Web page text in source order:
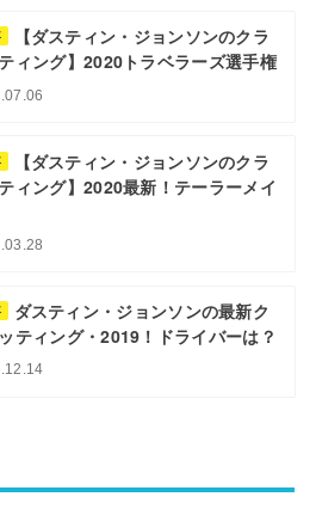
【ダスティン・ジョンソンのクラ
ィング】2020トラベラーズ選手権
【ダスティン・ジョンソンのクラ
ィング】2020最新！テーラーメイ
ダスティン・ジョンソンの最新ク
ティング・2019！ドライバーは？